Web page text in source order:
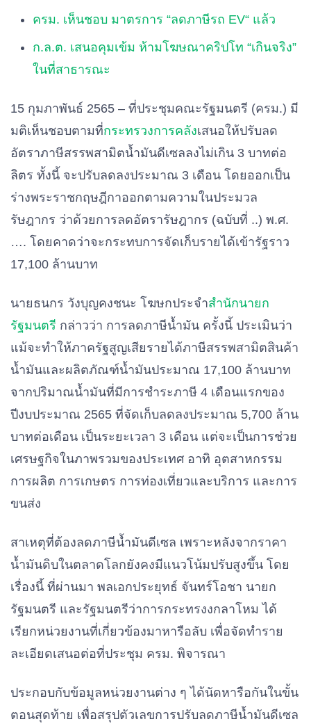
ครม. เห็นชอบ มาตรการ “ลดภาษีรถ EV“ แล้ว
ก.ล.ต. เสนอคุมเข้ม ห้ามโฆษณาคริปโท “เกินจริง”
ในที่สาธารณะ
15 กุมภาพันธ์ 2565 – ที่ประชุมคณะรัฐมนตรี (ครม.) มี
มติเห็นชอบตามที่กระทรวงการคลังเสนอให้ปรับลด
อัตราภาษีสรรพสามิตน้ำมันดีเซลลงไม่เกิน 3 บาทต่อ
ลิตร ทั้งนี้ จะปรับลดลงประมาณ 3 เดือน โดยออกเป็น
ร่างพระราชกฤษฎีกาออกตามความในประมวล
รัษฎากร ว่าด้วยการลดอัตรารัษฎากร (ฉบับที่ ..) พ.ศ.
…. โดยคาดว่าจะกระทบการจัดเก็บรายได้เข้ารัฐราว
17,100 ล้านบาท
นายธนกร วังบุญคงชนะ โฆษกประจำสำนักนายก
รัฐมนตรี กล่าวว่า การลดภาษีน้ำมัน ครั้งนี้ ประเมินว่า
แม้จะทำให้ภาครัฐสูญเสียรายได้ภาษีสรรพสามิตสินค้า
น้ำมันและผลิตภัณฑ์น้ำมันประมาณ 17,100 ล้านบาท
จากปริมาณน้ำมันที่มีการชำระภาษี 4 เดือนแรกของ
ปีงบประมาณ 2565 ที่จัดเก็บลดลงประมาณ 5,700 ล้าน
บาทต่อเดือน เป็นระยะเวลา 3 เดือน แต่จะเป็นการช่วย
เศรษฐกิจในภาพรวมของประเทศ อาทิ อุตสาหกรรม
การผลิต การเกษตร การท่องเที่ยวและบริการ และการ
ขนส่ง
สาเหตุที่ต้องลดภาษีน้ำมันดีเซล เพราะหลังจากราคา
น้ำมันดิบในตลาดโลกยังคงมีแนวโน้มปรับสูงขึ้น โดย
เรื่องนี้ ที่ผ่านมา พลเอกประยุทธ์ จันทร์โอชา นายก
รัฐมนตรี และรัฐมนตรีว่าการกระทรงงกลาโหม ได้
เรียกหน่วยงานที่เกี่ยวข้องมาหารือลับ เพื่อจัดทำราย
ละเอียดเสนอต่อที่ประชุม ครม. พิจารณา
ประกอบกับข้อมูลหน่วยงานต่าง ๆ ได้นัดหารือกันในขั้น
ตอนสุดท้าย เพื่อสรุปตัวเลขการปรับลดภาษีน้ำมันดีเซล